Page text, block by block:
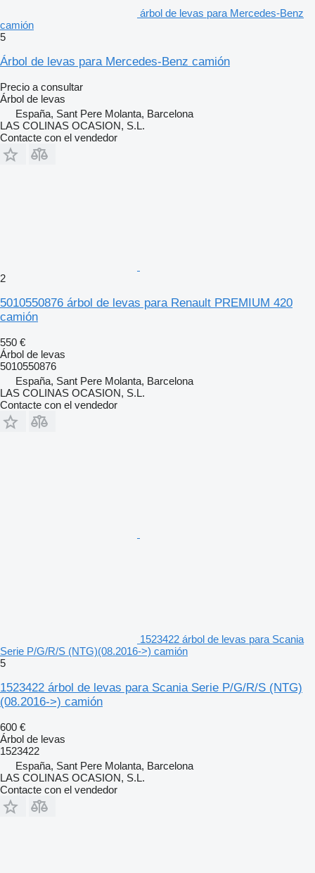
árbol de levas para Mercedes-Benz
camión
5
Árbol de levas para Mercedes-Benz camión
Precio a consultar
Árbol de levas
España, Sant Pere Molanta, Barcelona
LAS COLINAS OCASION, S.L.
Contacte con el vendedor
2
5010550876 árbol de levas para Renault PREMIUM 420
camión
550 €
Árbol de levas
5010550876
España, Sant Pere Molanta, Barcelona
LAS COLINAS OCASION, S.L.
Contacte con el vendedor
1523422 árbol de levas para Scania
Serie P/G/R/S (NTG)(08.2016->) camión
5
1523422 árbol de levas para Scania Serie P/G/R/S (NTG)
(08.2016->) camión
600 €
Árbol de levas
1523422
España, Sant Pere Molanta, Barcelona
LAS COLINAS OCASION, S.L.
Contacte con el vendedor